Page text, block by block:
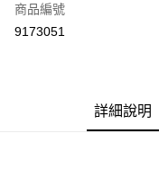
成交易。
4.訂單成立30分鐘內，如未
1.分期款項不併入電信帳單
AFTEE先享後付是「在收到
便利好安心！
【「AFTEE先享後付」結帳
１．於結帳方式選擇「
ATM付款
每筆NT$100，滿
商品編號
9173051
詳細說明